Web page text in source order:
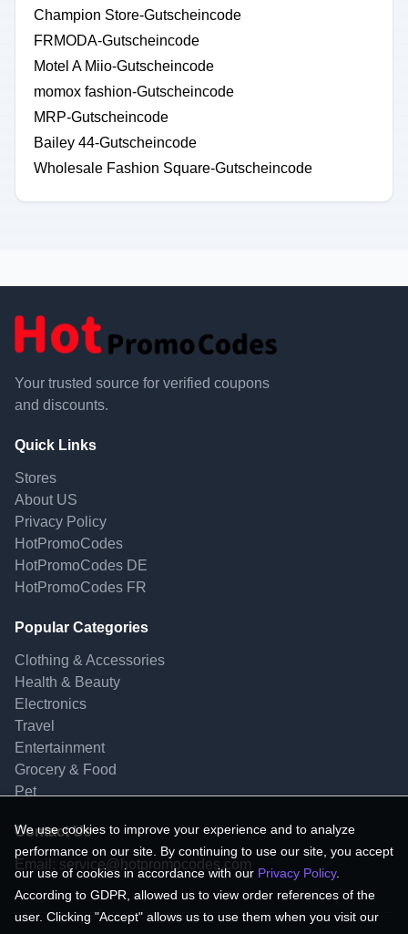
Champion Store-Gutscheincode
FRMODA-Gutscheincode
Motel A Miio-Gutscheincode
momox fashion-Gutscheincode
MRP-Gutscheincode
Bailey 44-Gutscheincode
Wholesale Fashion Square-Gutscheincode
Your trusted source for verified coupons
and discounts.
Quick Links
Stores
About US
Privacy Policy
HotPromoCodes
HotPromoCodes DE
HotPromoCodes FR
Popular Categories
Clothing & Accessories
Health & Beauty
Electronics
Travel
Entertainment
Grocery & Food
Pet
Contact Us
Email: service@hotpromocodes.com
We use cookies to improve your experience and to analyze
performance on our site. By continuing to use our site, you accept
our use of cookies in accordance with our Privacy Policy.
According to GDPR, allowed us to view order references of the
user. Clicking "Accept" allows us to use them when you visit our